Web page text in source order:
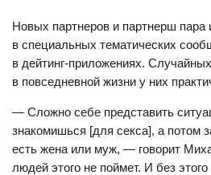
Новых партнеров и партнерш
в специальных тематических
в дейтинг-приложениях.
в повседневной жизни у них
— Сложно себе представить
знакомишься [для секса], а потом
есть жена или муж, — говорит
людей этого не поймет. И без